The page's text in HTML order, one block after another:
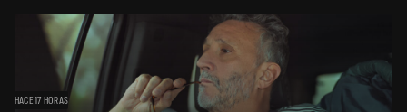
HACE 17 HORAS